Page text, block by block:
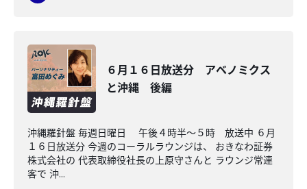
６月１６日放送分 アベノミクス
と沖縄 後編
沖縄羅針盤 毎週日曜日 午後４時半～５時 放送中 ６月
１６日放送分 今週のコーラルラウンジは、 おきなわ証券
株式会社の 代表取締役社長の上原守さんと ラウンジ常連
客で 沖...